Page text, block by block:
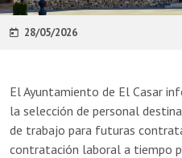
28/05/2026
El Ayuntamiento de El Casar
la selección de personal
de trabajo para futuras
contratación laboral a tiempo